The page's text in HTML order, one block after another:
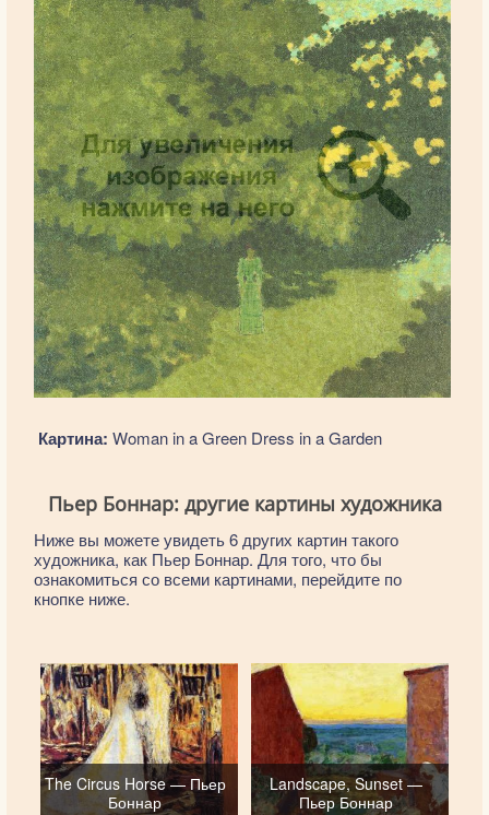
Картина: Woman in a Green Dress in a Garden
Пьер Боннар: другие картины художника
Ниже вы можете увидеть 6 других картин такого
художника, как Пьер Боннар. Для того, что бы
ознакомиться со всеми картинами, перейдите по
кнопке ниже.
The Circus Horse — Пьер
Боннар
Landscape, Sunset —
Пьер Боннар